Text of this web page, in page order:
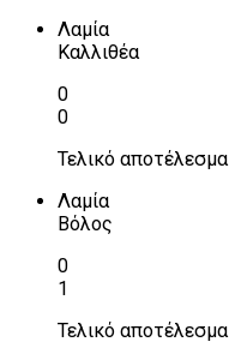
Λαμία
Καλλιθέα
0
0
Τελικό αποτέλεσμα
Λαμία
Βόλος
0
1
Τελικό αποτέλεσμα